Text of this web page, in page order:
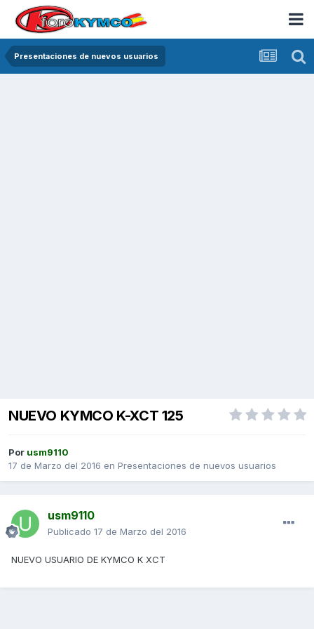
Presentaciones de nuevos usuarios
NUEVO KYMCO K-XCT 125
Por usm9110
17 de Marzo del 2016 en Presentaciones de nuevos usuarios
usm9110
Publicado 17 de Marzo del 2016
NUEVO USUARIO DE KYMCO K XCT